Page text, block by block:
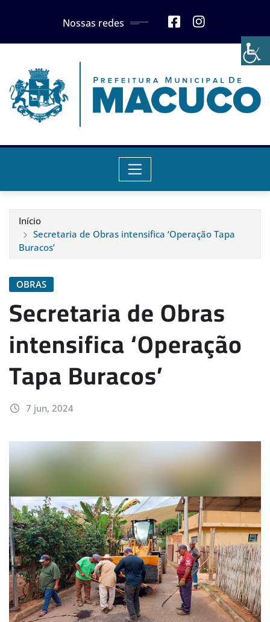
Nossas redes
Início
Secretaria de Obras intensifica ‘Operação Tapa
Buracos’
OBRAS
Secretaria de Obras
intensifica ‘Operação
Tapa Buracos’
7 jun, 2024